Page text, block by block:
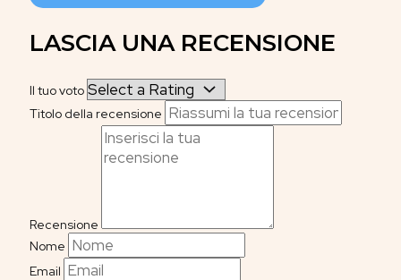
LASCIA UNA RECENSIONE
Il tuo voto
Titolo della recensione
Recensione
Nome
Email